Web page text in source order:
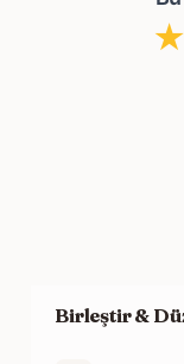
★
Birleştir &